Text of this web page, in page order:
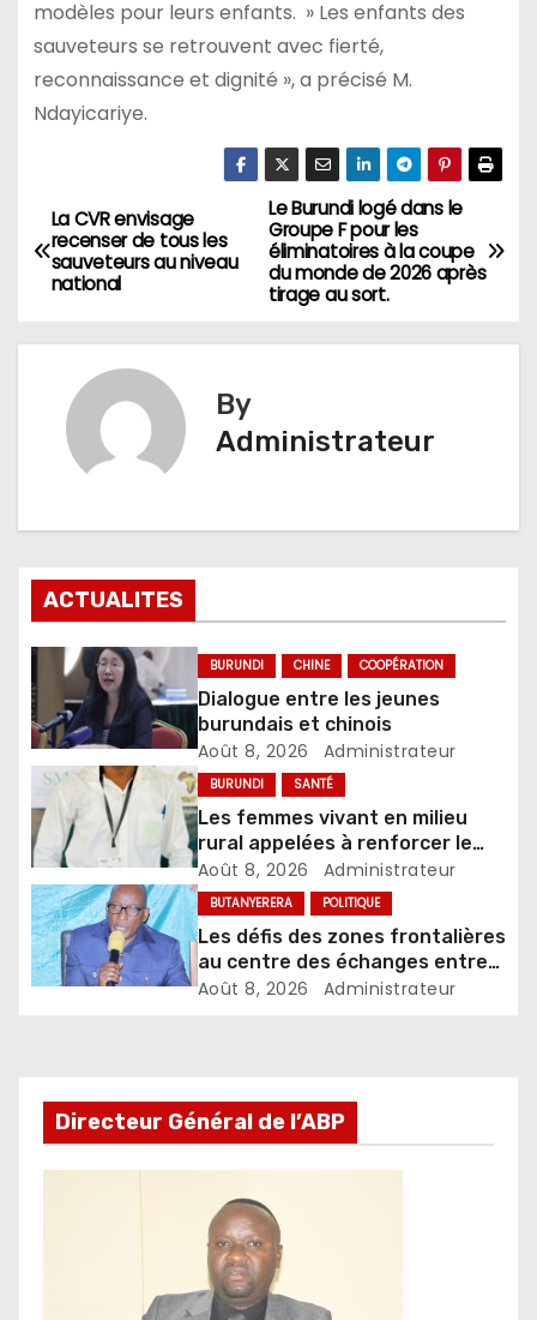
modèles pour leurs enfants. » Les enfants des
sauveteurs se retrouvent avec fierté,
reconnaissance et dignité », a précisé M.
Ndayicariye.
Navigation
de
Le Burundi logé dans le
Groupe F pour les
éliminatoires à la coupe
du monde de 2026 après
tirage au sort.
La CVR envisage
recenser de tous les
sauveteurs au niveau
national
By
Administrateur
ACTUALITES
BURUNDI CHINE COOPÉRATION
Dialogue entre les jeunes
burundais et chinois
Août 8, 2026 Administrateur
BURUNDI SANTÉ
Les femmes vivant en milieu
rural appelées à renforcer le
dépistage des infections
sexuellement transmissibles
Août 8, 2026 Administrateur
BUTANYERERA POLITIQUE
Les défis des zones frontalières
au centre des échanges entre
le gouverneur et les autorités
Août 8, 2026 Administrateur
Directeur Général de l’ABP